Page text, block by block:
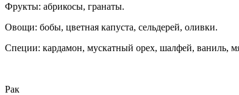
Фрукты: абрикосы, гранаты.
Овощи: бобы, цветная капуста, сельдерей, оливки.
Специи: кардамон, мускатный орех, шалфей, ваниль,
Рак